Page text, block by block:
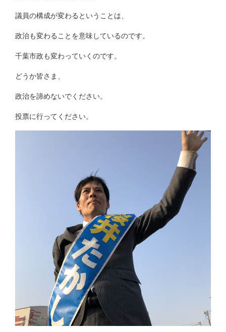
議員の構成が変わるということは、
政治も変わることを意味しているのです。
千葉市政も変わっていくのです。
どうか皆さま、
政治を諦めないでください。
投票に行ってください。